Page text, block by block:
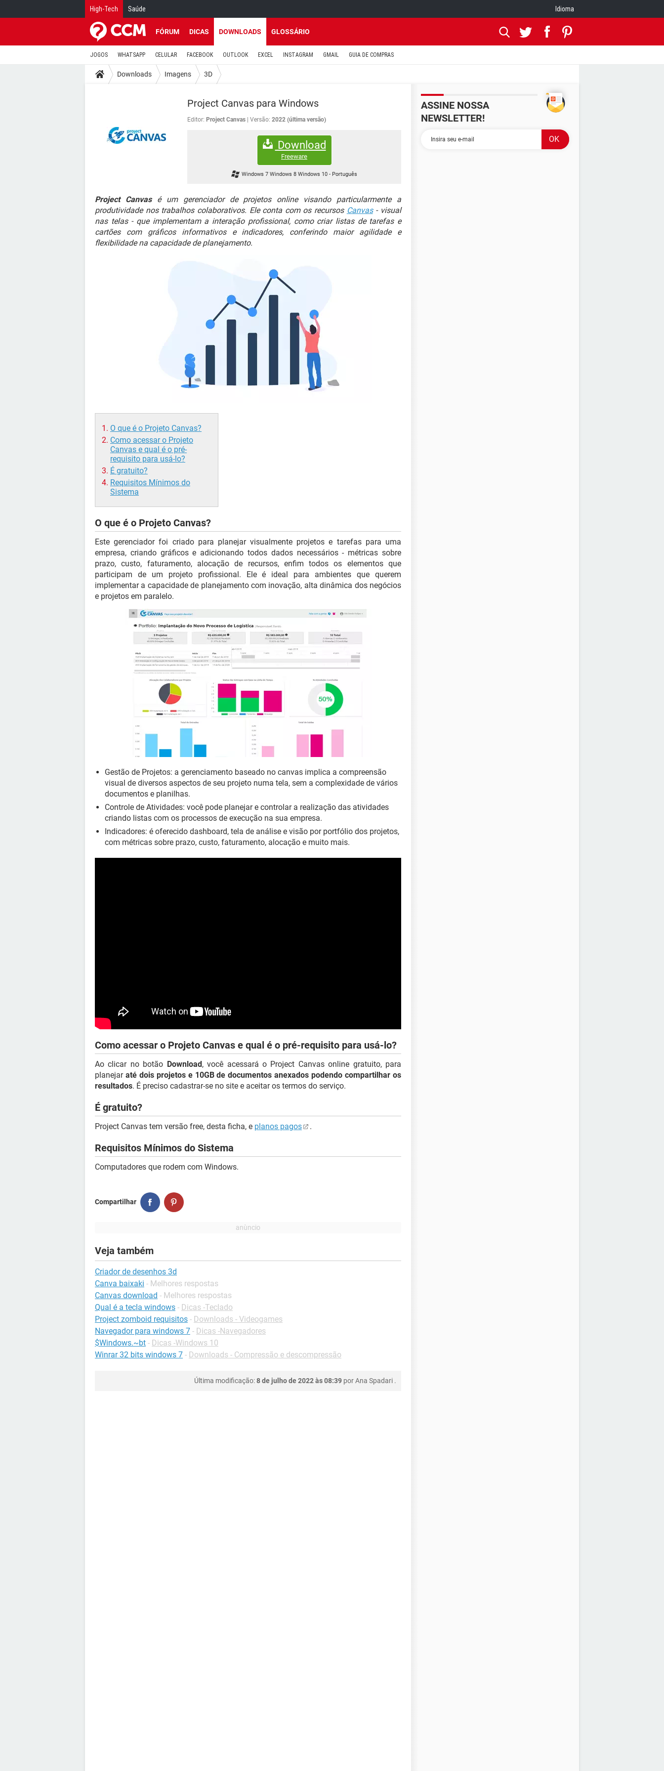
High-Tech Saúde Idioma
FÓRUM DICAS DOWNLOADS GLOSSÁRIO
JOGOS WHATSAPP CELULAR FACEBOOK OUTLOOK EXCEL INSTAGRAM GMAIL GUIA DE COMPRAS
Downloads Imagens 3D
Project Canvas para Windows
Editor: Project Canvas Versão: 2022 (última versão)
Download
Freeware
Windows 7 Windows 8 Windows 10 - Português
Project Canvasé um gerenciador de projetos online visando particularmente a
produtividade nos trabalhos colaborativos. Ele conta com os recursos Canvas- visual
nas telas - que implementam a interação profissional, como criar listas de tarefas e
cartões com gráficos informativos e indicadores, conferindo maior agilidade e
flexibilidade na capacidade de planejamento.
O que é o Projeto Canvas?
Como acessar o Projeto
Canvas e qual é o pré-
requisito para usá-lo?
É gratuito?
Requisitos Mínimos do
Sistema
O que é o Projeto Canvas?
Este gerenciador foi criado para planejar visualmente projetos e tarefas para uma
empresa, criando gráficos e adicionando todos dados necessários - métricas sobre
prazo, custo, faturamento, alocação de recursos, enfim todos os elementos que
participam de um projeto profissional. Ele é ideal para ambientes que querem
implementar a capacidade de planejamento com inovação, alta dinâmica dos negócios
e projetos em paralelo.
Gestão de Projetos: a gerenciamento baseado no canvas implica a compreensão
visual de diversos aspectos de seu projeto numa tela, sem a complexidade de vários
documentos e planilhas.
Controle de Atividades: você pode planejar e controlar a realização das atividades
criando listas com os processos de execução na sua empresa.
Indicadores: é oferecido dashboard, tela de análise e visão por portfólio dos projetos,
com métricas sobre prazo, custo, faturamento, alocação e muito mais.
Como acessar o Projeto Canvas e qual é o pré-requisito para usá-lo?
Ao clicar no botão Download, você acessará o Project Canvas online gratuito, para
planejar até dois projetos e 10GB de documentos anexados podendo compartilhar os
resultados. É preciso cadastrar-se no site e aceitar os termos do serviço.
É gratuito?
Project Canvas tem versão free, desta ficha, e planos pagos .
Requisitos Mínimos do Sistema
Computadores que rodem com Windows.
Compartilhar
Veja também
Criador de desenhos 3d
Canva baixaki - Melhores respostas
Canvas download - Melhores respostas
Qual é a tecla windows - Dicas -Teclado
Project zomboid requisitos - Downloads - Videogames
Navegador para windows 7 - Dicas -Navegadores
$Windows.~bt - Dicas -Windows 10
Winrar 32 bits windows 7 - Downloads - Compressão e descompressão
Última modificação:8 de julho de 2022 às 08:39 porAna Spadari .
ASSINE NOSSA
NEWSLETTER!